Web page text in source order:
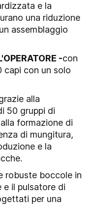
e la
una riduzione
assemblaggio
-con
capi con un solo
alla
50 gruppi di
formazione di
di mungitura,
e la
robuste boccole in
e il pulsatore di
per una